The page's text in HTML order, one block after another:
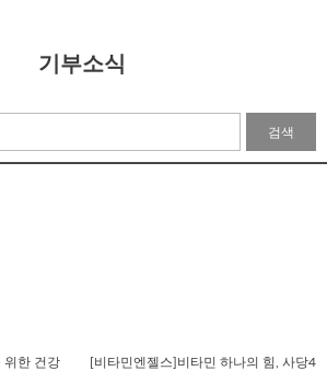
기부소식
검색
위한 건강
[비타민엔젤스]비타민 하나의 힘, 사당4